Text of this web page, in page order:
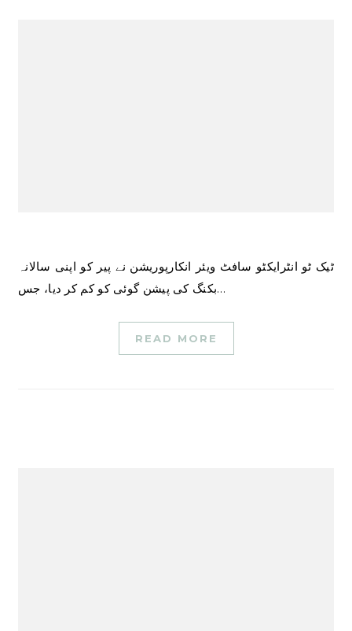
ٹیک ٹو انٹرایکٹو سافٹ ویئر انکارپوریشن نے پیر کو اپنی سالانہ
بکنگ کی پیشن گوئی کو کم کر دیا، جس…
READ MORE